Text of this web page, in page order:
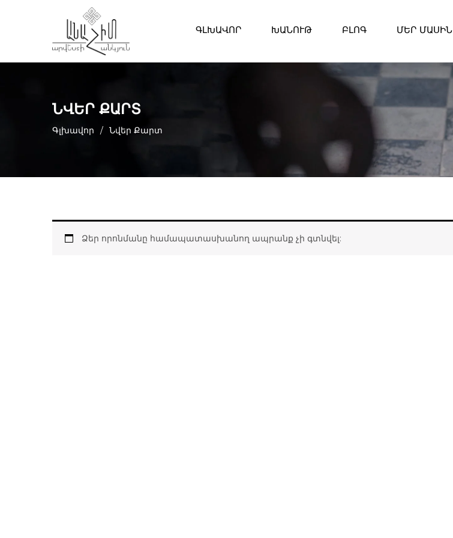
ԳԼԽԱՎՈՐ ԽԱՆՈՒԹ ԲԼՈԳ ՄԵՐ ՄԱՍԻՆ
ՆՎԵՐ ՔԱՐՏ
Գլխավոր / Նվեր Քարտ
Ձեր որոնմանը համապատասխանող ապրանք չի գտնվել: